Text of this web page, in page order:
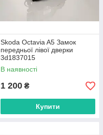
Skoda Octavia A5 Замок
передньої лівої дверки
3d1837015
В наявності
1 200 ₴
Купити